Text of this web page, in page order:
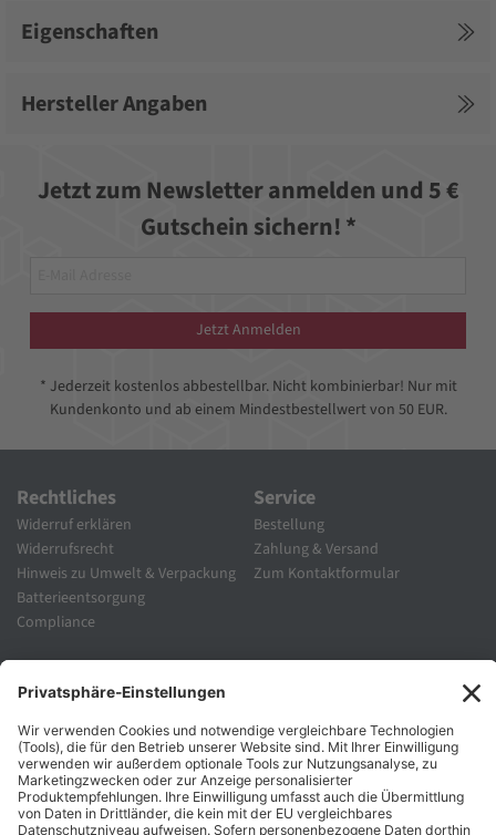
Eigenschaften
Hersteller Angaben
Jetzt zum Newsletter anmelden und 5 €
Gutschein sichern! *
Jetzt Anmelden
* Jederzeit kostenlos abbestellbar. Nicht kombinierbar! Nur mit
Kundenkonto und ab einem Mindestbestellwert von 50 EUR.
Rechtliches
Widerruf erklären
Widerrufsrecht
Hinweis zu Umwelt & Verpackung
Batterieentsorgung
Compliance
Service
Bestellung
Zahlung & Versand
Zum Kontaktformular
Unternehmen
Karriere
Zahlungsarten